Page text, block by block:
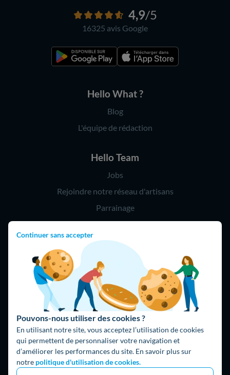
Continuer sans accepter
Pouvons-nous utiliser des cookies ?
En utilisant notre site, vous acceptez l’utilisation de cookies
qui permettent de personnaliser votre navigation et
d’améliorer les performances du site. En savoir plus sur
notre politique d'utilisation de cookies.
4,9/5
16325 avis Google
Hello What ?
Blog
L'équipe de rédaction
Hello Team
Jobs
Rejoindre notre réseau d'artisans
Parrainage
Hello !
09 75 18 60 60
(8h-21h)
75018 Paris
Fait avec ⚡ par Hello Watt